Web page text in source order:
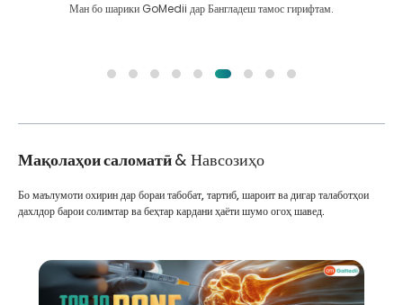
Ман бо шарики GoMedii дар Бангладеш тамос гирифтам.
Мақолаҳои саломатӣ& Навсозиҳо
Бо маълумоти охирин дар бораи табобат, тартиб, шароит ва дигар талаботҳои
дахлдор барои солимтар ва беҳтар кардани ҳаёти шумо огоҳ шавед.